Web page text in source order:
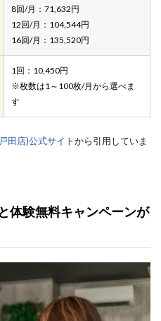
8回/月：71,632円
12回/月：104,544円
16回/月：135,520円
1回：10,450円
※枚数は1～100枚/月から選べま
す
田店)公式サイトから引用していま
体験無料キャンペーンが